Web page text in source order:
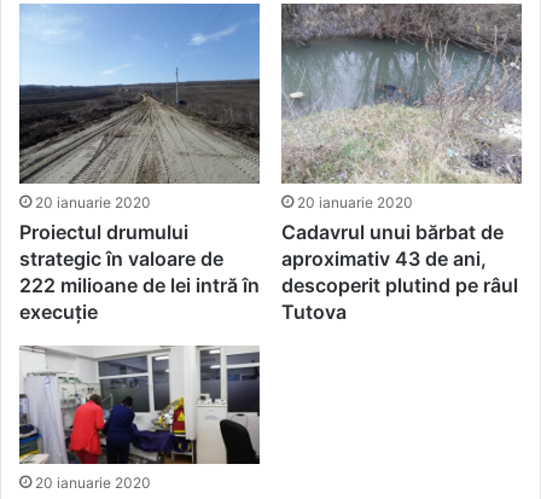
20 ianuarie 2020
Proiectul drumului
strategic în valoare de
222 milioane de lei intră în
execuție
20 ianuarie 2020
Cadavrul unui bărbat de
aproximativ 43 de ani,
descoperit plutind pe râul
Tutova
20 ianuarie 2020